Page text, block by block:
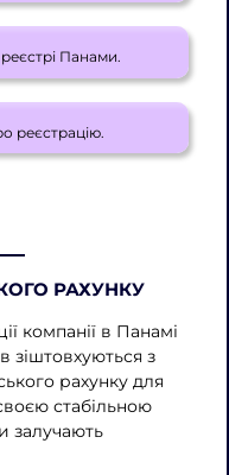
Панами.
реєстрацію.
РАХУНКУ
компанії в Панамі
зіштовхуються з
рахунку для
стабільною
залучають